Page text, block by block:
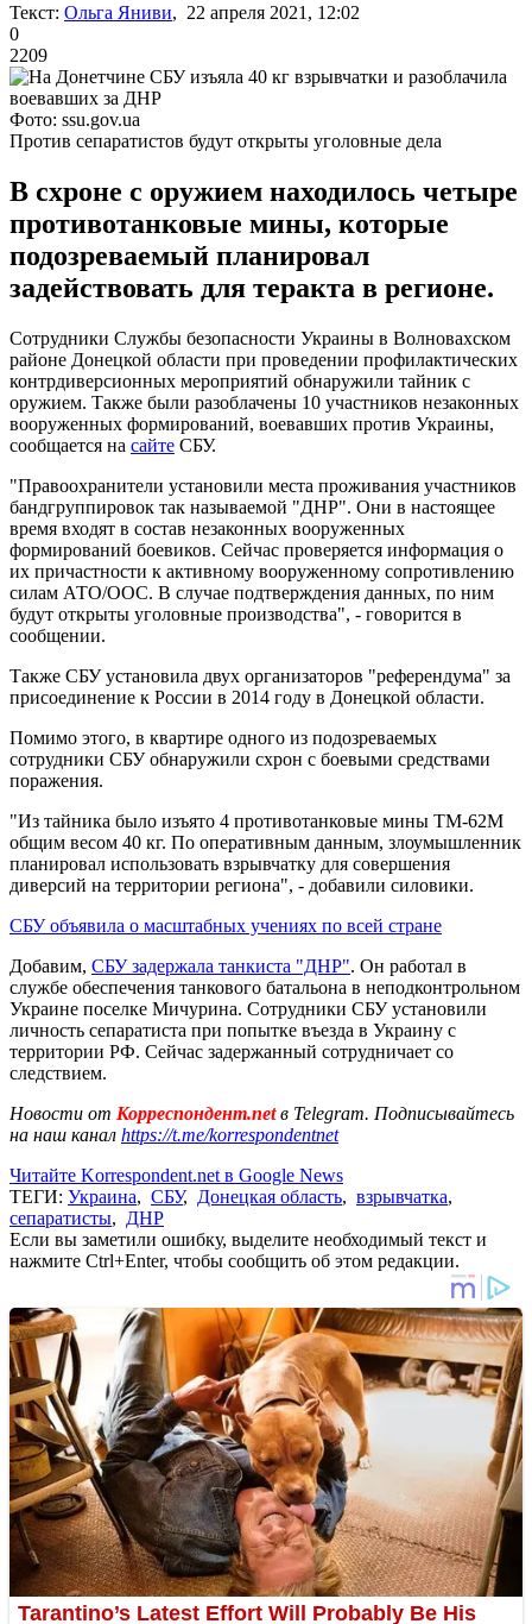
Текст: Ольга Яниви, 22 апреля 2021, 12:02
0
2209
Фото: ssu.gov.ua
Против сепаратистов будут открыты уголовные дела
В схроне с оружием находилось четыре
противотанковые мины, которые
подозреваемый планировал
задействовать для теракта в регионе.
Сотрудники Службы безопасности Украины в Волновахском
районе Донецкой области при проведении профилактических
контрдиверсионных мероприятий обнаружили тайник с
оружием. Также были разоблачены 10 участников незаконных
вооруженных формирований, воевавших против Украины,
сообщается на сайте СБУ.
"Правоохранители установили места проживания участников
бандгруппировок так называемой "ДНР". Они в настоящее
время входят в состав незаконных вооруженных
формирований боевиков. Сейчас проверяется информация о
их причастности к активному вооруженному сопротивлению
силам АТО/ООС. В случае подтверждения данных, по ним
будут открыты уголовные производства", - говорится в
сообщении.
Также СБУ установила двух организаторов "референдума" за
присоединение к России в 2014 году в Донецкой области.
Помимо этого, в квартире одного из подозреваемых
сотрудники СБУ обнаружили схрон с боевыми средствами
поражения.
"Из тайника было изъято 4 противотанковые мины ТМ-62М
общим весом 40 кг. По оперативным данным, злоумышленник
планировал использовать взрывчатку для совершения
диверсий на территории региона", - добавили силовики.
СБУ объявила о масштабных учениях по всей стране
Добавим, СБУ задержала танкиста "ДНР". Он работал в
службе обеспечения танкового батальона в неподконтрольном
Украине поселке Мичурина. Сотрудники СБУ установили
личность сепаратиста при попытке въезда в Украину с
территории РФ. Сейчас задержанный сотрудничает со
следствием.
Новости от Корреспондент.netв Telegram. Подписывайтесь
на наш канал https://t.me/korrespondentnet
Читайте Korrespondent.net в Google News
ТЕГИ: Украина, СБУ, Донецкая область, взрывчатка,
сепаратисты, ДНР
Если вы заметили ошибку, выделите необходимый текст и
нажмите Ctrl+Enter, чтобы сообщить об этом редакции.